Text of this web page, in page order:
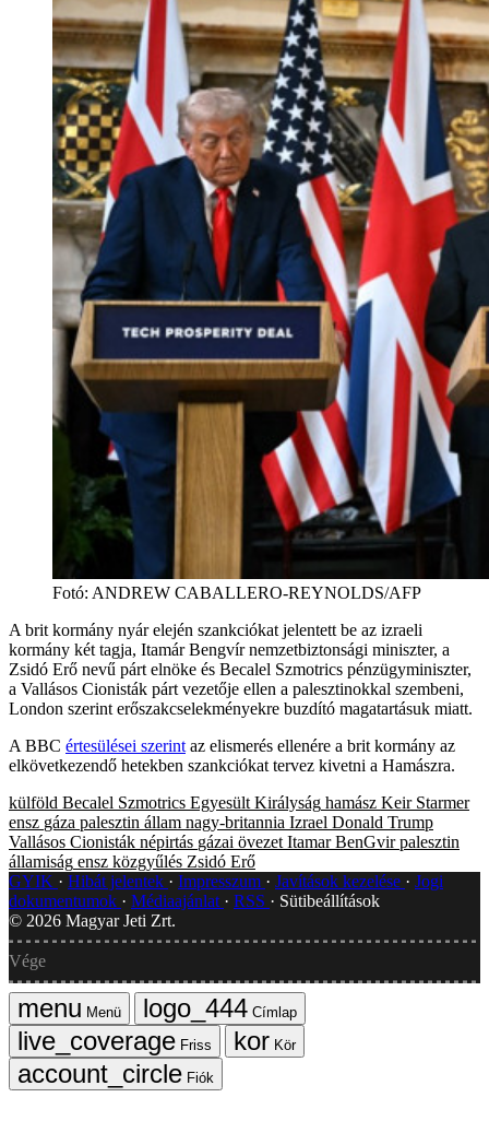
Fotó: ANDREW CABALLERO-REYNOLDS/AFP
A brit kormány nyár elején szankciókat jelentett be az izraeli
kormány két tagja, Itamár Bengvír nemzetbiztonsági miniszter, a
Zsidó Erő nevű párt elnöke és Becalel Szmotrics pénzügyminiszter,
a Vallásos Cionisták párt vezetője ellen a palesztinokkal szembeni,
London szerint erőszakcselekményekre buzdító magatartásuk miatt.
A BBC értesülései szerint az elismerés ellenére a brit kormány az
elkövetkezendő hetekben szankciókat tervez kivetni a Hamászra.
külföld Becalel Szmotrics Egyesült Királyság hamász Keir Starmer
ensz gáza palesztin állam nagy-britannia Izrael Donald Trump
Vallásos Cionisták népirtás gázai övezet Itamar BenGvir palesztin
államiság ensz közgyűlés Zsidó Erő
GYIK
Hibát jelentek Impresszum Javítások kezelése
Jogi
dokumentumok
Médiaajánlat RSS
Sütibeállítások
© 2026 Magyar Jeti Zrt.
Vége
Menü
Címlap
Friss
Kör
Fiók